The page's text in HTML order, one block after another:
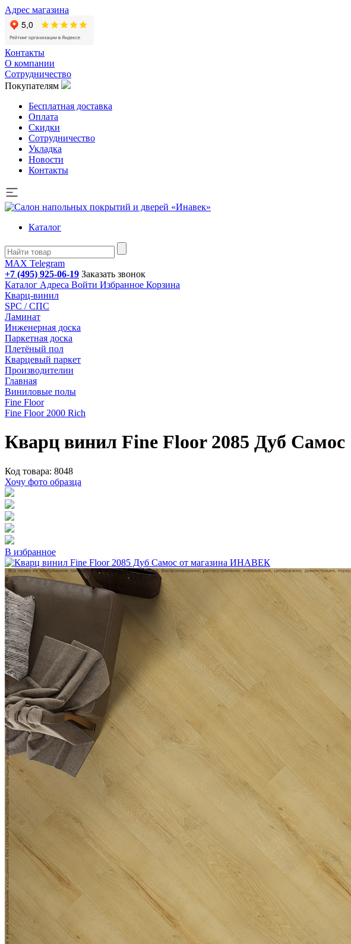
Адрес магазина
Контакты
О компании
Сотрудничество
Покупателям
Бесплатная доставка
Оплата
Скидки
Сотрудничество
Укладка
Новости
Контакты
Каталог
MAX Telegram
+7 (495) 925-06-19 Заказать звонок
Каталог Адреса Войти Избранное Корзина
Кварц-винил
SPC / СПС
Ламинат
Инженерная доска
Паркетная доска
Плетёный пол
Кварцевый паркет
Производителии
Главная
Виниловые полы
Fine Floor
Fine Floor 2000 Rich
Кварц винил Fine Floor 2085 Дуб Самос
Код товара: 8048
Хочу фото образца
В избранное